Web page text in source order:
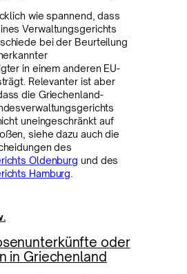
wie spannend, dass
Verwaltungsgerichts
bei der Beurteilung
in einem anderen EU-
Relevanter ist aber
die Griechenland-
uneingeschränkt auf
siehe dazu auch die
des
Oldenburg und des
Hamburg
oder
in Griechenland